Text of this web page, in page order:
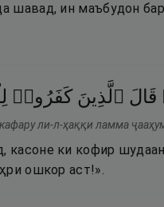
шавад, ин маъбудон
قَالَ ٱلَّذِينَ كَفَرُوا۟
ли-л-ҳаққи ламма
ки кофир
ошкор аст!».